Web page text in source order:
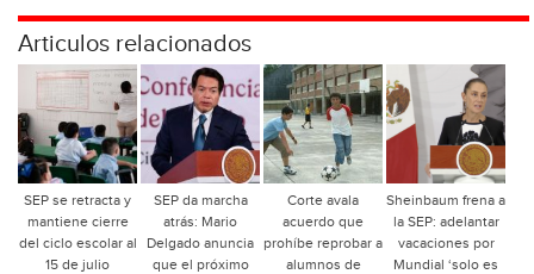
Articulos relacionados
SEP se retracta y
mantiene cierre
del ciclo escolar al
15 de julio
SEP da marcha
atrás: Mario
Delgado anuncia
que el próximo
Corte avala
acuerdo que
prohíbe reprobar a
alumnos de
Sheinbaum frena a
la SEP: adelantar
vacaciones por
Mundial ‘solo es